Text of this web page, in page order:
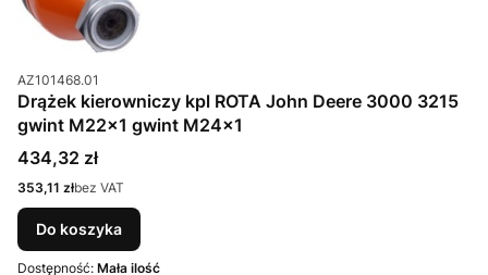
Kod produktu
AZ101468.01
Drążek kierowniczy kpl ROTA John Deere 3000 3215
gwint M22x1 gwint M24x1
Cena
434,32 zł
Cena
353,11 złbez VAT
Do koszyka
Dostępność: Mała ilość